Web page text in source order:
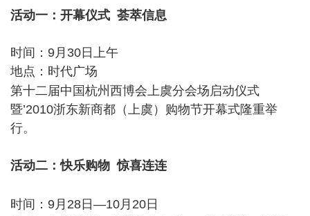
活动一：开幕仪式 荟萃信息
时间：9月30日上午
地点：时代广场
第十二届中国杭州西博会上虞分会场启动仪式
暨’2010浙东新商都（上虞）购物节开幕式隆重举
行。
活动二：快乐购物 惊喜连连
时间：9月28日—10月20日